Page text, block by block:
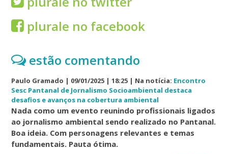
plurale no facebook
estão comentando
Paulo Gramado | 09/01/2025 | 18:25 | Na notícia: Encontro
Sesc Pantanal de Jornalismo Socioambiental destaca
desafios e avanços na cobertura ambiental
Nada como um evento reunindo profissionais ligados
ao jornalismo ambiental sendo realizado no Pantanal.
Boa ideia. Com personagens relevantes e temas
fundamentais. Pauta ótima.